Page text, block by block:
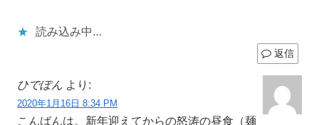
読み込み中…
返信
ひでぽん より:
2020年1月16日 8:34 PM
こんばんは。新年迎えてからの怒涛の昼食（麺